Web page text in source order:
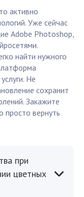
активно
Уже сейчас
Adobe Photoshop,
найти нужного
Не
сохранит
Закажите
просто вернуть
при
цветных